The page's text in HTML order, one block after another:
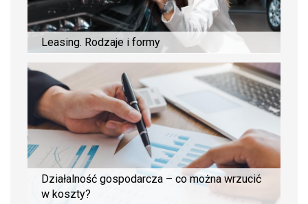
Leasing. Rodzaje i formy
Działalność gospodarcza – co można wrzucić
w koszty?